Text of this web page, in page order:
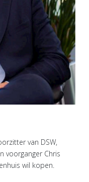
van DSW,
voorganger Chris
wil kopen.